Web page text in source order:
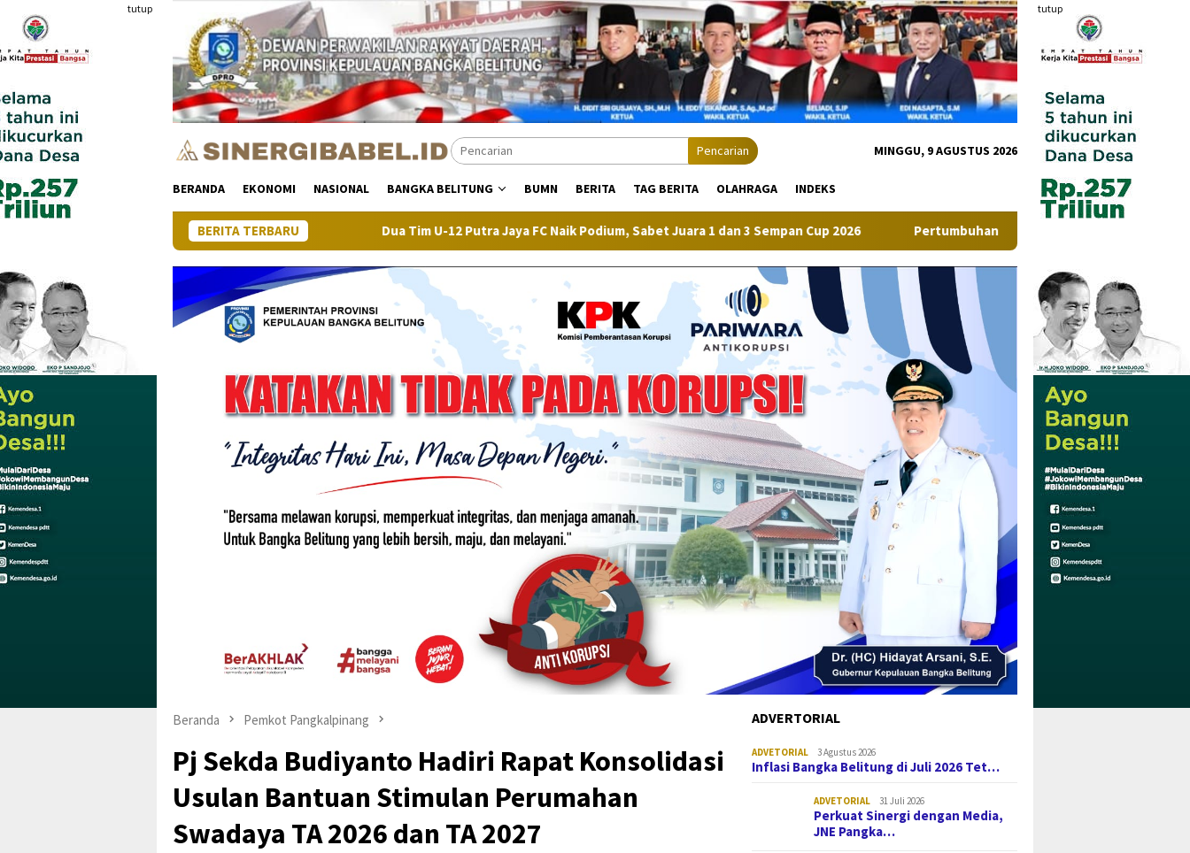
konten
tutup tutup
Pencarian MINGGU, 9 AGUSTUS 2026
BERANDA EKONOMI NASIONAL BANGKA BELITUNG BUMN BERITA TAG BERITA OLAHRAGA INDEKS
BERITA TERBARUDua Tim U-12 Putra Jaya FC Naik Podium, Sabet Juara 1 dan 3 Sempan Cup 2026 Pertumbuhan Ekonomi Provinsi Kepulauan Bangka Belitung
Beranda Pemkot Pangkalpinang
Pj Sekda Budiyanto Hadiri Rapat Konsolidasi
Usulan Bantuan Stimulan Perumahan
Swadaya TA 2026 dan TA 2027
ADVERTORIAL
ADVETORIAL 3 Agustus 2026
Inflasi Bangka Belitung di Juli 2026 Tet…
ADVETORIAL 31 Juli 2026
Perkuat Sinergi dengan Media,
JNE Pangka…